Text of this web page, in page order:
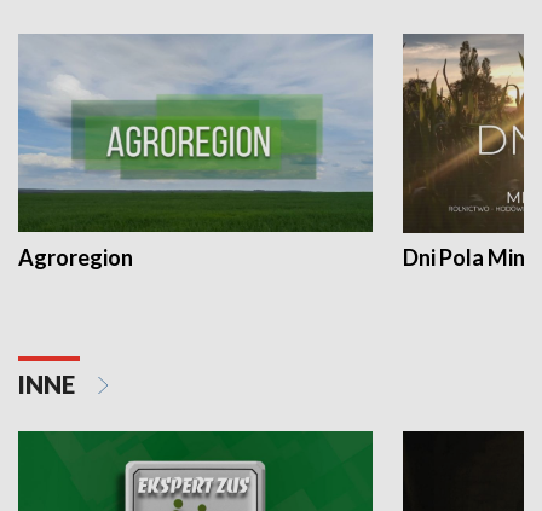
Agroregion Dni Pola
INNE